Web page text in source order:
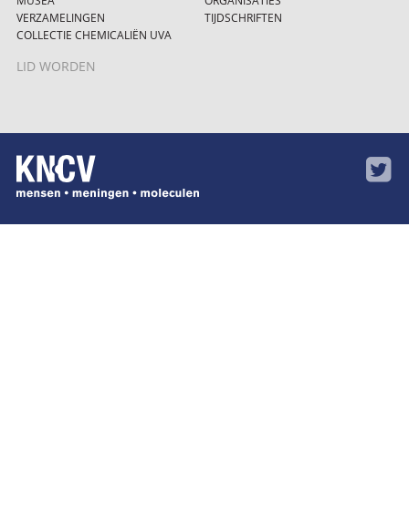
VERZAMELINGEN
COLLECTIE CHEMICALIËN UVA
TIJDSCHRIFTEN
LID WORDEN